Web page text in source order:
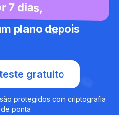
7 dias,
plano depois
gratuito
protegidos com criptografia
de ponta